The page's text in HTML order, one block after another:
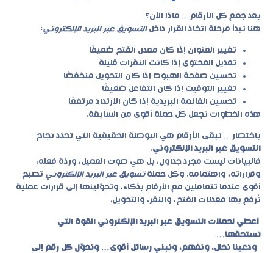
بعد جمع كل الأرقام… ماذا الآن؟
هنا تبدأ مرحلة اتخاذ القرار داخلالتسويق عبر البريد الإلكتروني:
تغيير العنوان إذا كان معدل الفتح ضعيفًا
تعديل المحتوى إذا كانت النقرات قليلة
تحسين صفحة الهبوط إذا كان التحويل منخفضًا
تغيير التوقيت إذا كان التفاعل ضعيفًا
تحسين القائمة البريدية إذا كان الارتداد مرتفعًا
هذه الخطوات تجعل كل حملة أقوى من السابقة.
باختصار… تبقى الأرقام هي البوصلة الحقيقية التي تحدد نجاح
التسويق عبر البريد الإلكتروني.
فالبيانات ليست مجرد جداول، بل هي صوت العميل، وردّة فعله،
وقراراته، واهتمامه. وكل حملةتسويق عبر البريد الإلكتروني تصبح
أقوى عندما تتعاملين مع الأرقام بذكاء، وتحوّلينها إلى قرارات عملية
تُرفع بها معدلات الفتح، والنقر، والتحويل.
أعطي لحملات التسويق عبر البريد الإلكتروني القوة التي
تستحقها…
ودعينا نحلل، ونفهم، ونبني رسائل أقوى… ونحوّل كل رقم إلى